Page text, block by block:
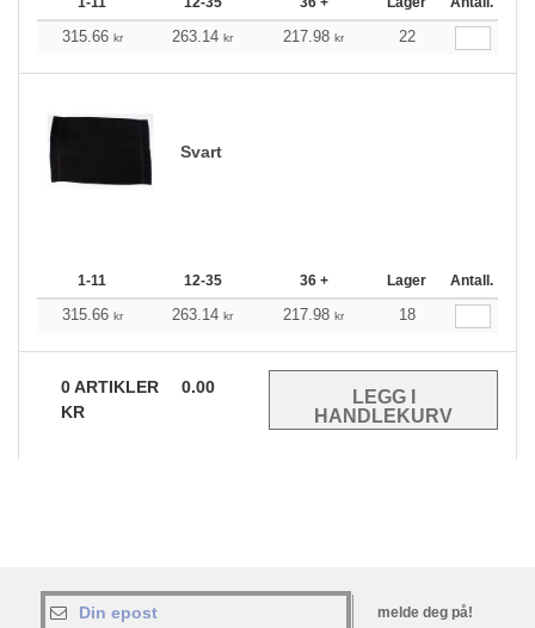
315.66 kr 263.14 kr 217.98 kr 22
Svart
1-11 12-35 36 + Lager Antall.
315.66 kr 263.14 kr 217.98 kr 18
0ARTIKLER
0.00
KR
melde deg på!